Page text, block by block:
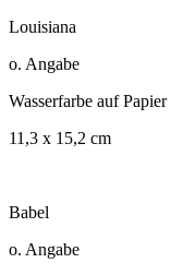
Louisiana
o. Angabe
Wasserfarbe auf Papier
11,3 x 15,2 cm
Babel
o. Angabe